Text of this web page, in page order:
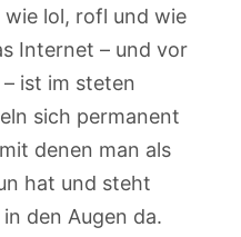
lol, rofl und wie
Internet – und vor
ist im steten
sich permanent
denen man als
hat und steht
den Augen da.